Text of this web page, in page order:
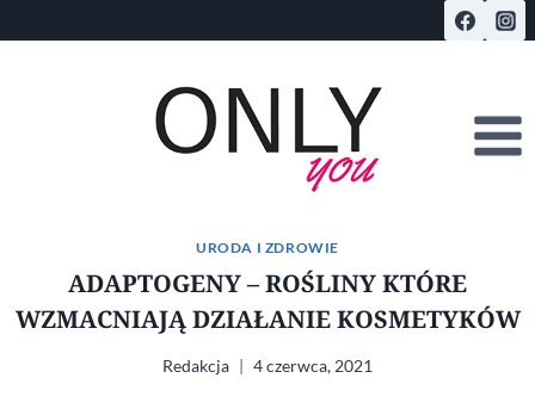
do
URODA I ZDROWIE
ADAPTOGENY – ROŚLINY KTÓRE
WZMACNIAJĄ DZIAŁANIE KOSMETYKÓW
Redakcja 4 czerwca, 2021